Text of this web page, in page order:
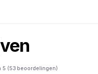
5 (53 beoordelingen)